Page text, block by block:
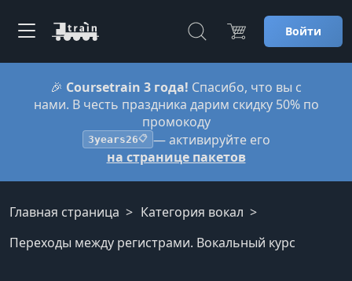
Войти
🎉 Coursetrain 3 года! Спасибо, что вы с
нами. В честь праздника дарим скидку 50% по
промокоду
3years26📋 — активируйте его
на странице пакетов
Главная страница
Категория вокал
Переходы между регистрами. Вокальный курс